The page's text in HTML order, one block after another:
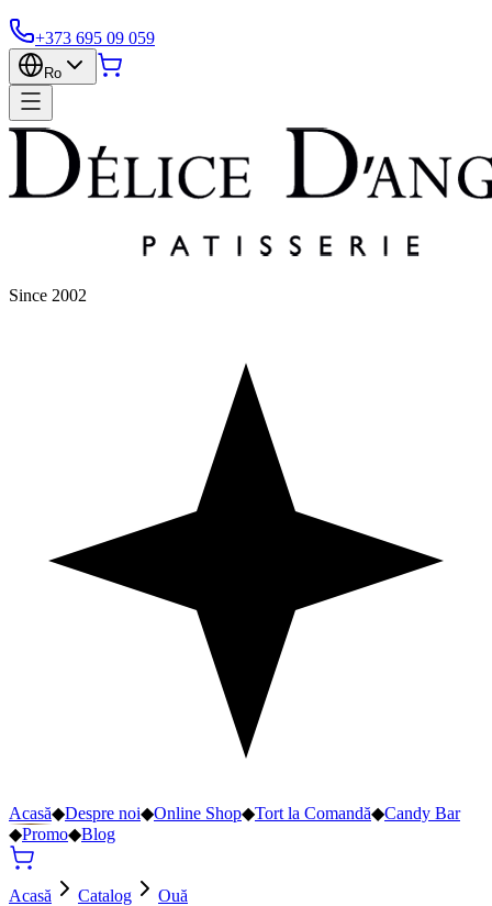
+373 695 09 059
Ro
Since 2002
Acasă◆Despre noi◆Online Shop◆Tort la Comandă◆Candy Bar
◆Promo◆Blog
Acasă Catalog
Ouă